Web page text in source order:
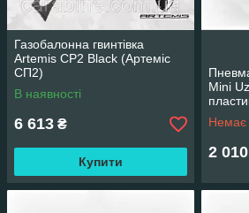
Газобалонна гвинтівка
Artemis CP2 Black (Артеміс
СП2)
В наявності
6 613 ₴
Купити
Mini
Немає
2 010